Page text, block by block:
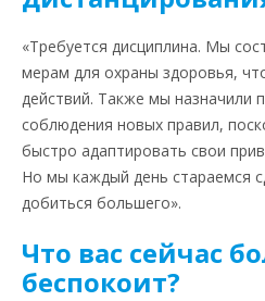
«Требуется дисциплина. Мы
мерам для охраны здоровья,
действий. Также мы назначили
соблюдения новых правил,
быстро адаптировать свои
Но мы каждый день стараемся
добиться большего».
Что вас сейчас
беспокоит?